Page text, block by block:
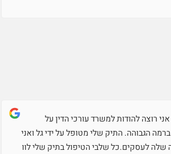
אני רוצה להודות למשרד עורכי הדין על
הגבוהה. התיק שלי מטופל על ידי גל ואני
שלה לעסקים.כל שלבי הטיפול בתיק שלי לוו